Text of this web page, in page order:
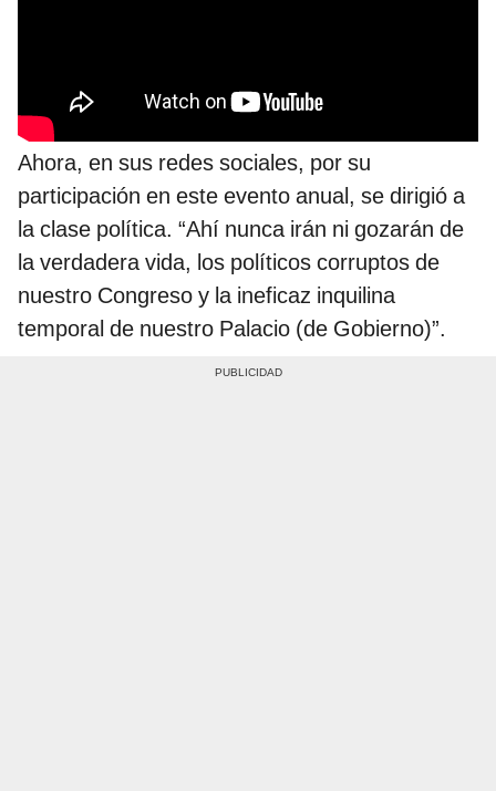
Ahora, en sus redes sociales, por su
participación en este evento anual, se dirigió a
la clase política. “Ahí nunca irán ni gozarán de
la verdadera vida, los políticos corruptos de
nuestro Congreso y la ineficaz inquilina
temporal de nuestro Palacio (de Gobierno)”.